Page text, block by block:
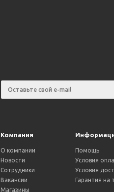
Компания
О компании
Новости
Сотрудники
Вакансии
Магазины
Помощь
Условия
Условия
Гарантия на